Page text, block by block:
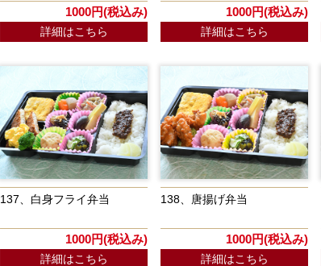
1000円(税込み)
詳細はこちら
1000円(税込み)
詳細はこちら
137、白身フライ弁当
1000円(税込み)
詳細はこちら
138、唐揚げ弁当
1000円(税込み)
詳細はこちら